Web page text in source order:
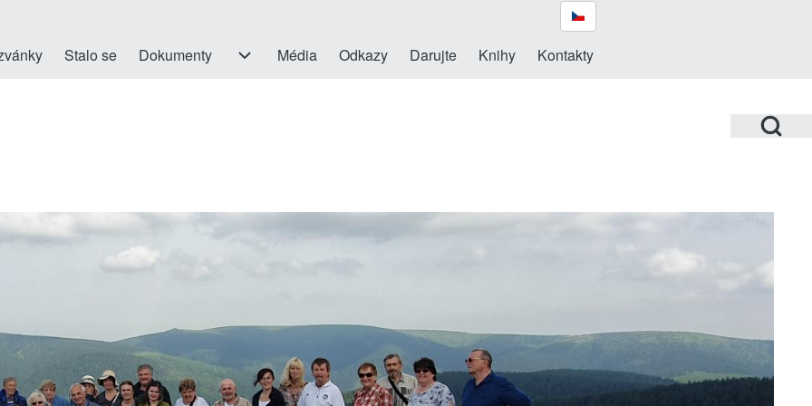
Stalo se Dokumenty
Dokumenty sub-navigation
Média Odkazy Darujte Knihy Kontakty
Open Search